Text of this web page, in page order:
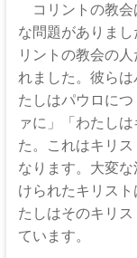
那
坂
下
教
会
イ
エ
ス・
コリントの教会
な問題がありま
リントの教会の
れました。彼ら
たしはパウロに
ァに」「わたし
た。これはキリ
なります。大変
けられたキリス
たしはそのキリ
ています。